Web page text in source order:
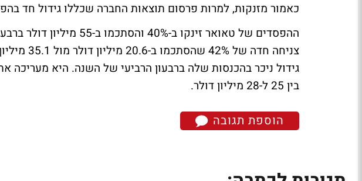
כאמור מזנקות, למרות פרסום תוצאות החברה שכללו גידול חד
ההפסדים של טאואר זינקו ב-
צניחה חדה
גידול ניכר בהכנסות שלה ברבעון הרביעי של השנה. היא מעריכה
בין 25 ל-28 מיליון דולר.
הוספת תגובה